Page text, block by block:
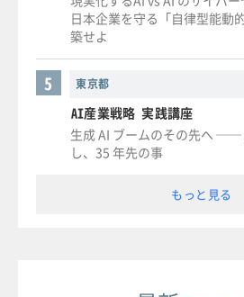
日本企業を守る「自律型能動
築せよ
東京都
5
AI産業戦略 実践講座
生成 AI ブームのその先へ ──
し、35 年先の事
もっと見る